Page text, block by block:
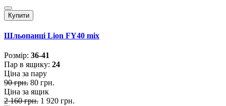
Купити
Шльопанці Lion FY40 mix
Розмiр: 36-41
Пар в ящику: 24
Ціна за пару
90 грн. 80 грн.
Ціна за ящик
2 160 грн. 1 920 грн.